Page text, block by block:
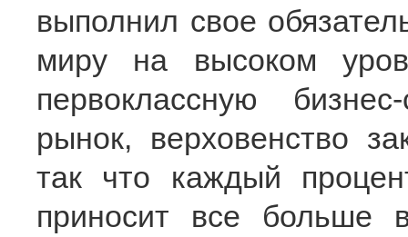
выполнил свое
миру на высоком
первоклассную
рынок, верховенство
так что каждый
приносит все больше